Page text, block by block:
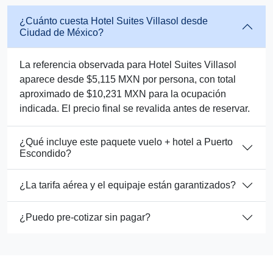
¿Cuánto cuesta Hotel Suites Villasol desde
Ciudad de México?
La referencia observada para Hotel Suites Villasol
aparece desde $5,115 MXN por persona, con total
aproximado de $10,231 MXN para la ocupación
indicada. El precio final se revalida antes de reservar.
¿Qué incluye este paquete vuelo + hotel a Puerto
Escondido?
¿La tarifa aérea y el equipaje están garantizados?
¿Puedo pre-cotizar sin pagar?